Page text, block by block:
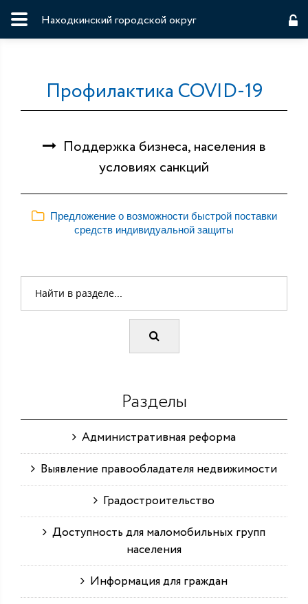
Находкинский городской округ
Профилактика COVID-19
Поддержка бизнеса, населения в
условиях санкций
Предложение о возможности быстрой поставки
средств индивидуальной защиты
Разделы
Административная реформа
Выявление правообладателя недвижимости
Градостроительство
Доступность для маломобильных групп
населения
Информация для граждан